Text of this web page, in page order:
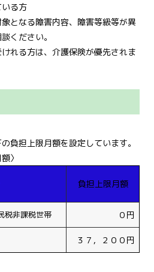
る方
となる障害内容、障害等級等が異
ください。
れる方は、介護保険が優先されま
負担上限月額を設定しています。
〉
負担上限月額
税非課税世帯 ０円
３７，２００円